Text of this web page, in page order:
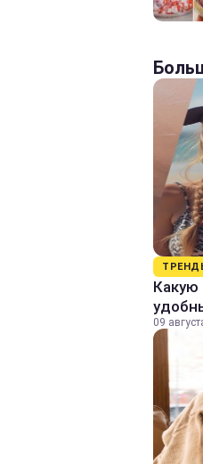
Какую
09